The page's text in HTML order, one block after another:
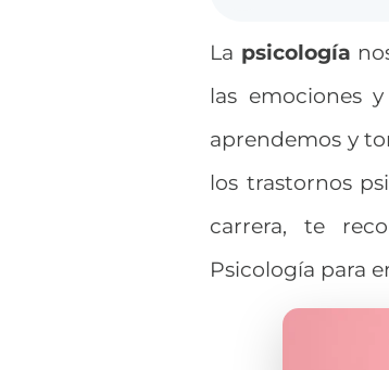
La psicología
las emociones
aprendemos y
los trastornos
carrera, te
Psicología para